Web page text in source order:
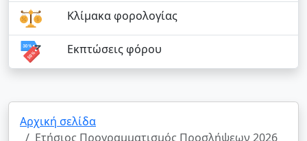
Κλίμακα φορολογίας
Εκπτώσεις φόρου
Αρχική σελίδα
Ετήσιος Προγραμματισμός Προσλήψεων 2026